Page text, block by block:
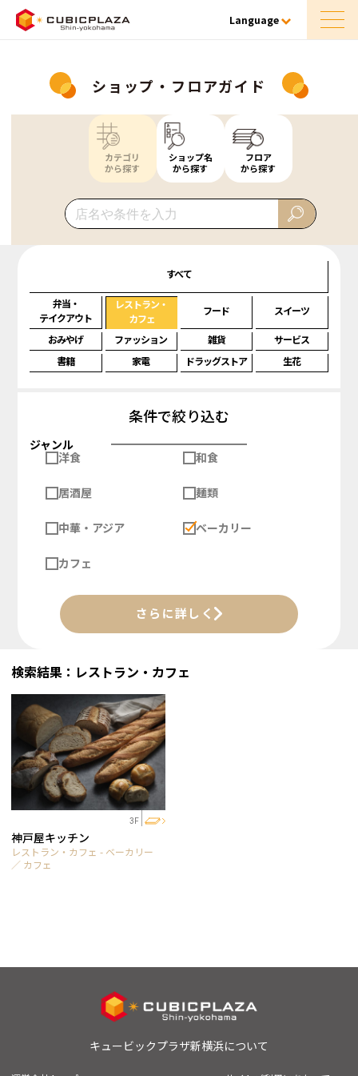
Language
ショップ・フロアガイド
カテゴリ
から探す
ショップ名
から探す
フロア
から探す
すべて
弁当・
テイクアウト
レストラン・
カフェ
フード スイーツ
おみやげ ファッション 雑貨
サービス
書籍
家電 ドラッグストア 生花
条件で絞り込む
ジャンル
洋食
和食
居酒屋 麺類
中華・アジア ベーカリー
カフェ
さらに詳しく
検索結果：レストラン・カフェ
3F
神戸屋キッチン
レストラン・カフェ - ベーカリー
／ カフェ
キュービックプラザ新横浜について